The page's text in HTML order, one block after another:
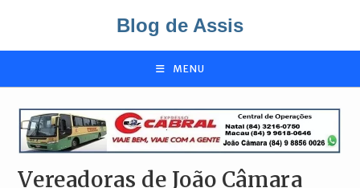
o
Blog de Assis
MENU
Vereadoras de João Câmara